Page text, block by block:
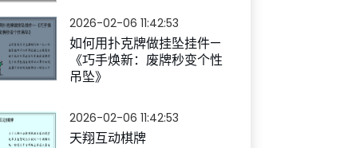
2026-02-06 11:42:53
如何用扑克牌做挂坠挂件—
《巧手焕新：废牌秒变个性
吊坠》
2026-02-06 11:42:53
天翔互动棋牌